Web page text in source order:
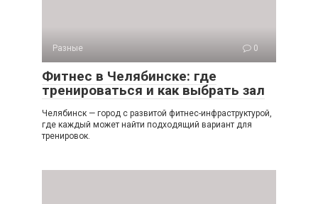
Разные 0
Фитнес в Челябинске: где
тренироваться и как выбрать зал
Челябинск — город с развитой фитнес-инфраструктурой,
где каждый может найти подходящий вариант для
тренировок.